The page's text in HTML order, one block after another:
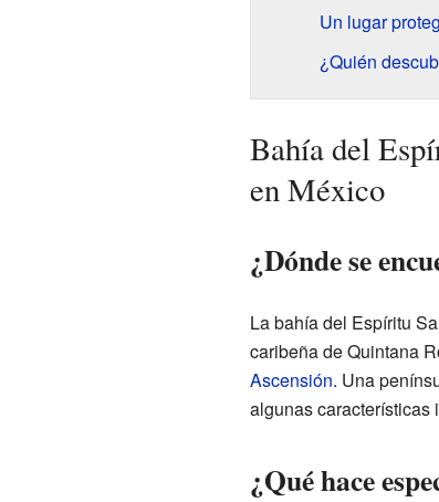
Un lugar
¿Quién
Bahía del
en México
¿Dónde se
La bahía del Espíritu
caribeña de Quintana
Ascensión. Una
algunas características
¿Qué hace